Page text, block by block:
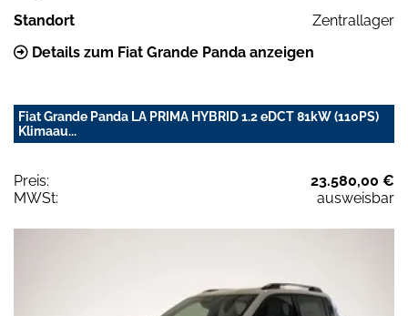
Standort
Zentrallager
Details zum Fiat Grande Panda anzeigen
Fiat Grande Panda LA PRIMA HYBRID 1.2 eDCT 81kW (110PS)
Klimaau...
Preis:
23.580,00 €
MWSt:
ausweisbar